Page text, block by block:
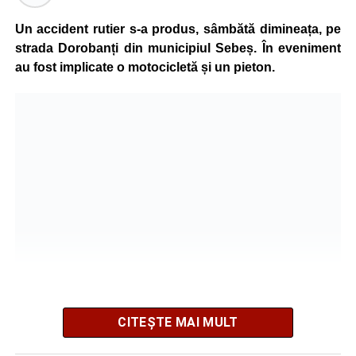
îngrijiri medicale de specialitate.
Motociclistul a fost testat cu aparatul etilotest, rezultatul
Un accident rutier s-a produs, sâmbătă dimineața, pe
strada Dorobanți din municipiul Sebeș. În eveniment
au fost implicate o motocicletă și un pieton.
Potrivit informațiilor transmise de pompieri, o femeie de 66
CITEȘTE MAI MULT